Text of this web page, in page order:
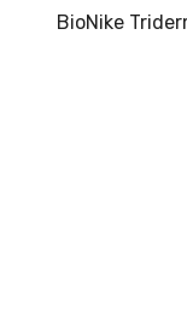
BioNike